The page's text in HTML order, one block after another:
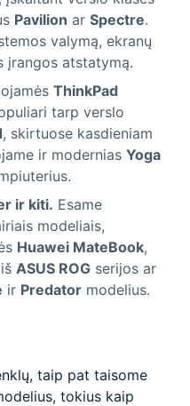
Pavilion ar Spectre.
valymą, ekranų
įrangos atstatymą.
ThinkPad
tarp verslo
, skirtuose kasdieniam
ir modernias Yoga
ir kiti. Esame
modeliais,
Huawei MateBook,
ASUS ROG serijos ar
ir Predator modelius.
taip pat taisome
tokius kaip